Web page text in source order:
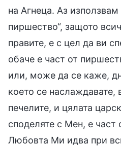
на Агнеца. Аз използвам
пиршество“, защото
правите, е с цел да ви
обаче е част от
или, може да се каже,
което се наслаждавате,
печелите, и цялата
споделяте с Мен, е част
Любовта Ми идва при